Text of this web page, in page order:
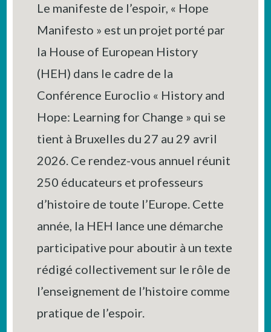
Le manifeste de l’espoir, « Hope
Manifesto » est un projet porté par
la House of European History
(HEH) dans le cadre de la
Conférence Euroclio « History and
Hope: Learning for Change » qui se
tient à Bruxelles du 27 au 29 avril
2026. Ce rendez-vous annuel réunit
250 éducateurs et professeurs
d’histoire de toute l’Europe. Cette
année, la HEH lance une démarche
participative pour aboutir à un texte
rédigé collectivement sur le rôle de
l’enseignement de l’histoire comme
pratique de l’espoir.